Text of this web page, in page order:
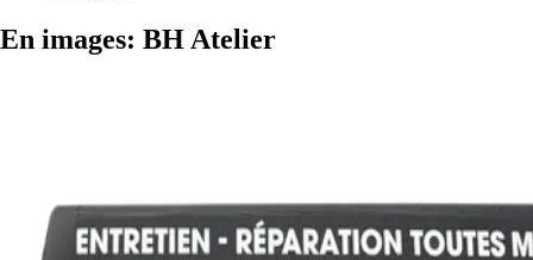
En images: BH Atelier